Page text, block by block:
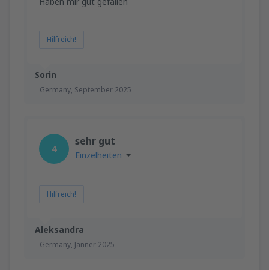
Sorin
Germany, September 2025
Hilfreich!
Aleksandra
Germany, Jänner 2025
4
sehr gut
Einzelheiten
Hilfreich!